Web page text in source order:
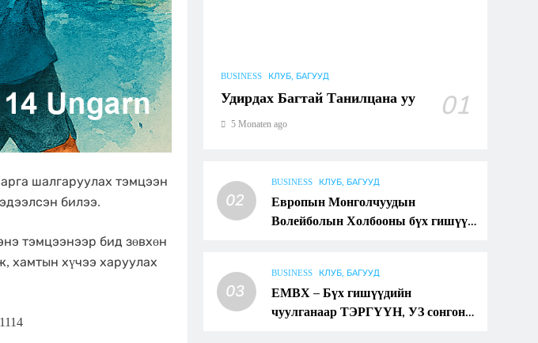
шалгаруулах тэмцээн
билээ.
тэмцээнээр бид зөвхөн
хамтын хүчээ харуулах
BUSINESS КЛУБ, БАГУУД
Удирдах Багтай Танилцана уу 01
5 Monaten ago
02
BUSINESS КЛУБ, БАГУУД
Европын Монголчуудын
Волейболын Холбооны бүх гишүүд,
03
BUSINESS КЛУБ, БАГУУД
ЕМВХ – Бүх гишүүдийн
чуулганаар ТЭРГҮҮН, УЗ сонгон